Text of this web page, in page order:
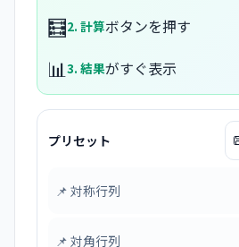
🧮2. 計算ボタンを押す
📊3. 結果がすぐ表示
プリセット
📌 対称行列
📌 対角行列